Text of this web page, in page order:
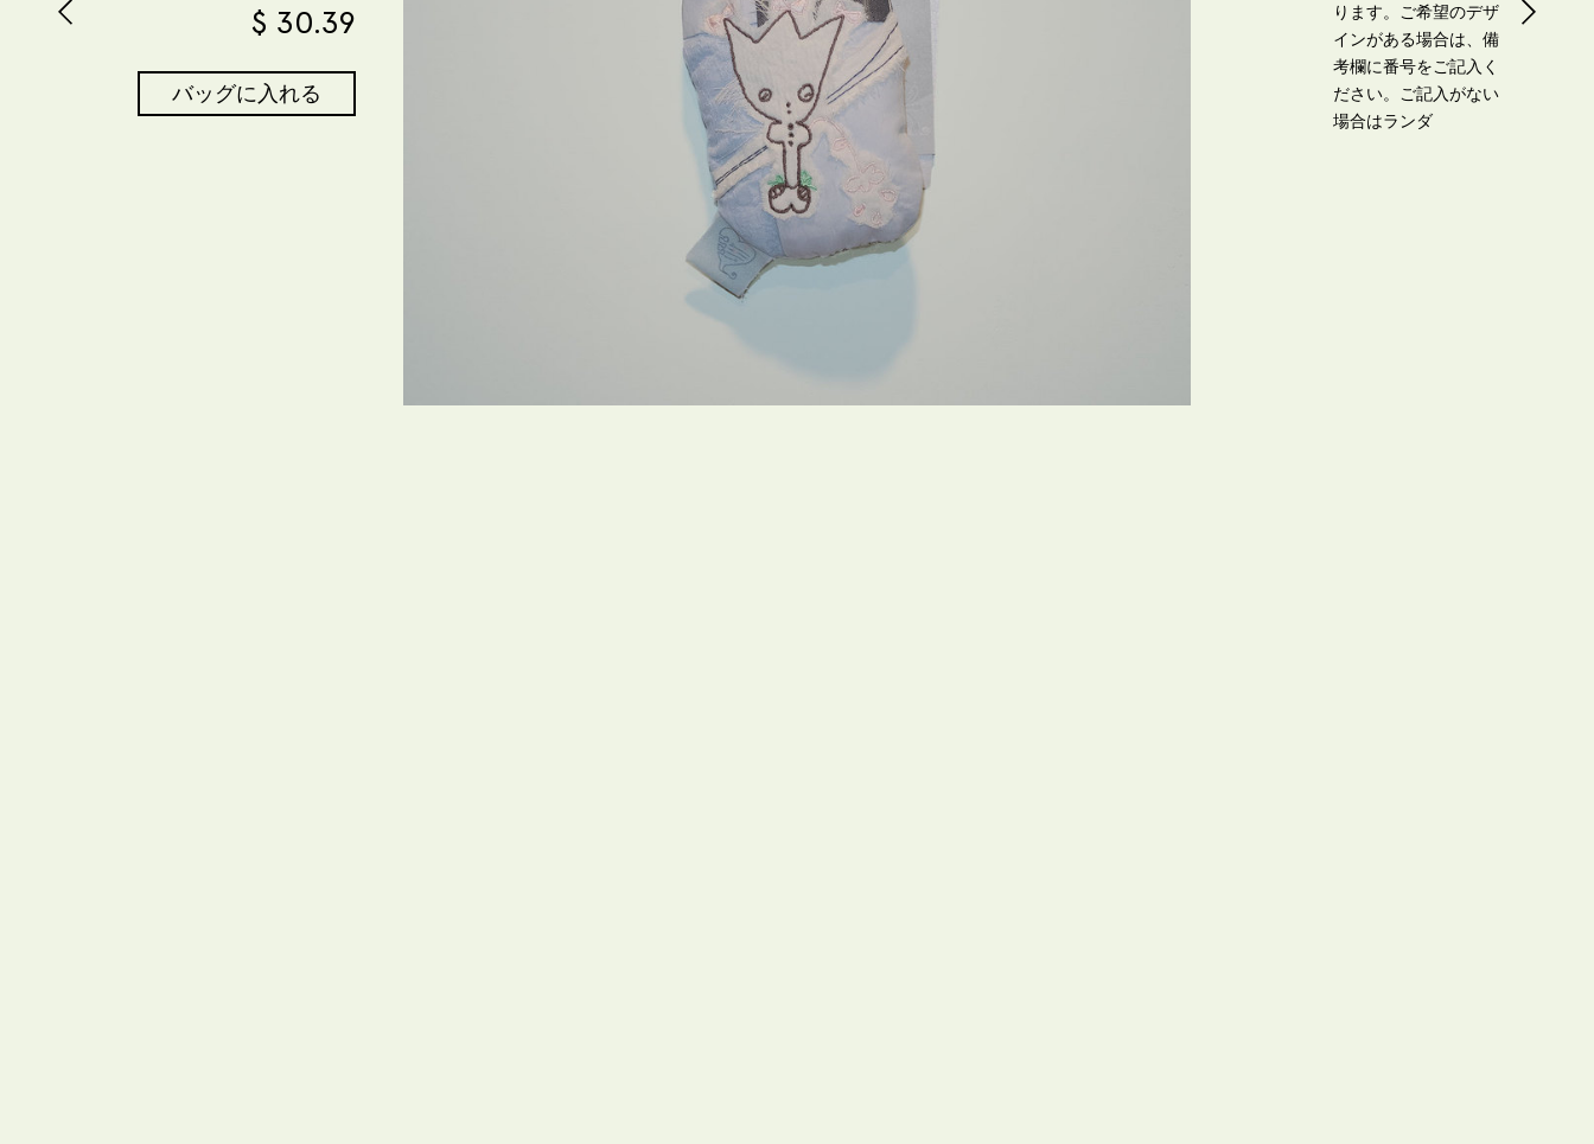
$ 30.39
バッグに入れる
ります。ご希望のデザ
インがある場合は、備
考欄に番号をご記入く
ださい。ご記入がない
場合はランダ